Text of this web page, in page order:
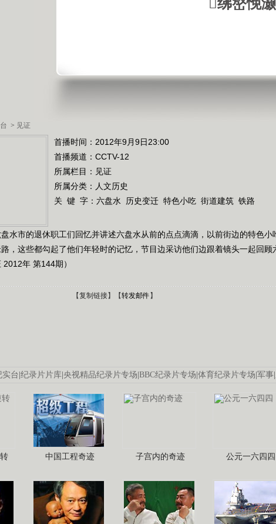
> 见证
首播时间：2012年9月9日23:00
首播频道： CCTV-12
所属栏目： 见证
所属分类：人文历史
关 键 字： 六盘水 历史变迁 特色小吃 街道建筑 铁路
水市的退休职工们回忆并讲述六盘水从前的点点滴滴，以前街边的特色小
，这些都勾起了他们年轻时的记忆，节目边采访他们边跟着镜头一起回顾
年 第144期）
【复制链接】【转发邮件】
实台|纪录片片库|央视精品纪录片专场|BBC纪录片专场|体育纪录片专场|军事|
中国工程奇迹 子宫内的奇迹 公元一六四四